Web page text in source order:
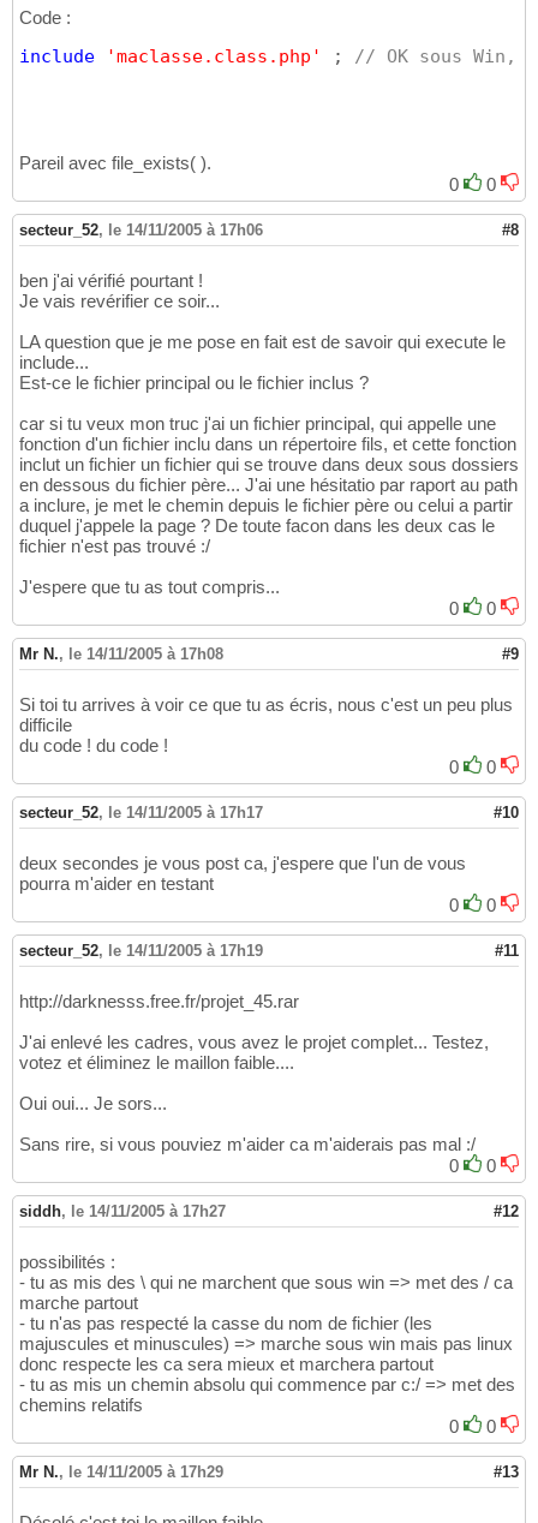
Code :
include 'maclasse.class.php' ; // OK sous Win,
Pareil avec file_exists( ).
0
0
secteur_52, le 14/11/2005 à 17h06 #8
ben j'ai vérifié pourtant !
Je vais revérifier ce soir...
LA question que je me pose en fait est de savoir qui execute le
include...
Est-ce le fichier principal ou le fichier inclus ?
car si tu veux mon truc j'ai un fichier principal, qui appelle une
fonction d'un fichier inclu dans un répertoire fils, et cette fonction
inclut un fichier un fichier qui se trouve dans deux sous dossiers
en dessous du fichier père... J'ai une hésitatio par raport au path
a inclure, je met le chemin depuis le fichier père ou celui a partir
duquel j'appele la page ? De toute facon dans les deux cas le
fichier n'est pas trouvé :/
J'espere que tu as tout compris...
0
0
Mr N., le 14/11/2005 à 17h08 #9
Si toi tu arrives à voir ce que tu as écris, nous c'est un peu plus
difficile
du code ! du code !
0
0
secteur_52, le 14/11/2005 à 17h17 #10
deux secondes je vous post ca, j'espere que l'un de vous
pourra m'aider en testant
0
0
secteur_52, le 14/11/2005 à 17h19 #11
http://darknesss.free.fr/projet_45.rar
J'ai enlevé les cadres, vous avez le projet complet... Testez,
votez et éliminez le maillon faible....
Oui oui... Je sors...
Sans rire, si vous pouviez m'aider ca m'aiderais pas mal :/
0
0
siddh, le 14/11/2005 à 17h27 #12
possibilités :
- tu as mis des \ qui ne marchent que sous win => met des / ca
marche partout
- tu n'as pas respecté la casse du nom de fichier (les
majuscules et minuscules) => marche sous win mais pas linux
donc respecte les ca sera mieux et marchera partout
- tu as mis un chemin absolu qui commence par c:/ => met des
chemins relatifs
0
0
Mr N., le 14/11/2005 à 17h29 #13